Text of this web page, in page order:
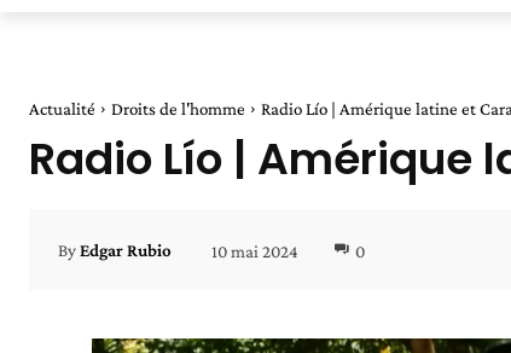
Actualité Droits de l'homme Radio Lío | Amérique latine et
Radio Lío | Amérique
ByEdgar Rubio 10 mai 2024 0